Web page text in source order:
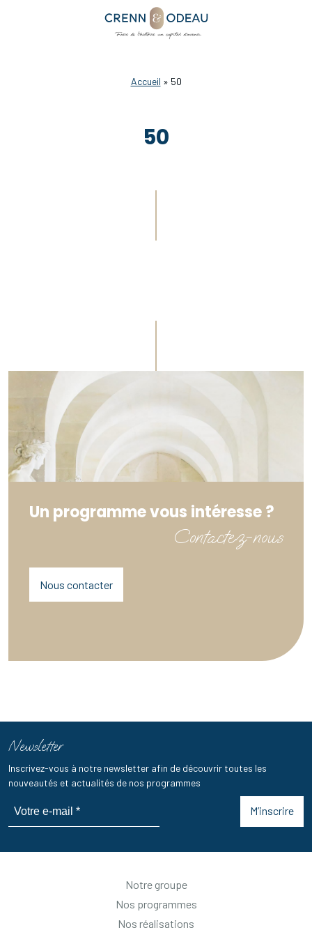
Accueil » 50
50
Un programme vous intéresse ?
Contactez-nous
Nous contacter
Newsletter
Inscrivez-vous à notre newsletter afin de découvrir toutes les
nouveautés et actualités de nos programmes
M’inscrire
Notre groupe
Nos programmes
Nos réalisations